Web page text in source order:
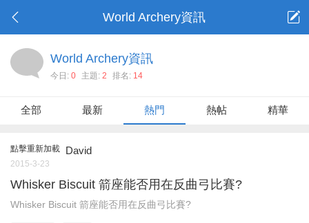
World Archery資訊
World Archery資訊
今日: 0 主題: 2 排名: 14
全部 最新 熱門 熱帖 精華
點擊重新加載 David
2015-3-23
Whisker Biscuit 箭座能否用在反曲弓比賽?
Whisker Biscuit 箭座能否用在反曲弓比賽?